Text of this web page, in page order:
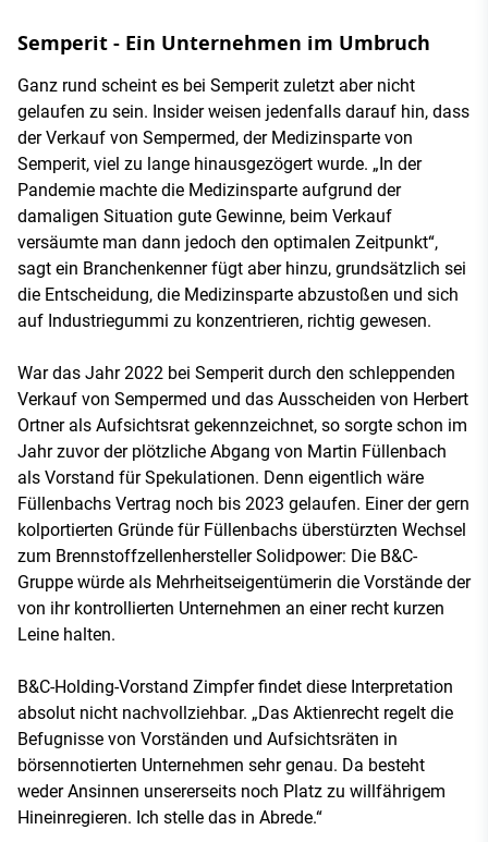
Semperit - Ein Unternehmen im Umbruch
Ganz rund scheint es bei Semperit zuletzt aber nicht
gelaufen zu sein. Insider weisen jedenfalls darauf hin, dass
der Verkauf von Sempermed, der Medizinsparte von
Semperit, viel zu lange hinausgezögert wurde. „In der
Pandemie machte die Medizinsparte aufgrund der
damaligen Situation gute Gewinne, beim Verkauf
versäumte man dann jedoch den optimalen Zeitpunkt“,
sagt ein Branchenkenner fügt aber hinzu, grundsätzlich sei
die Entscheidung, die Medizinsparte abzustoßen und sich
auf Industriegummi zu konzentrieren, richtig gewesen.
War das Jahr 2022 bei Semperit durch den schleppenden
Verkauf von Sempermed und das Ausscheiden von Herbert
Ortner als Aufsichtsrat gekennzeichnet, so sorgte schon im
Jahr zuvor der plötzliche Abgang von Martin Füllenbach
als Vorstand für Spekulationen. Denn eigentlich wäre
Füllenbachs Vertrag noch bis 2023 gelaufen. Einer der gern
kolportierten Gründe für Füllenbachs überstürzten Wechsel
zum Brennstoffzellenhersteller Solidpower: Die B&C-
Gruppe würde als Mehrheitseigentümerin die Vorstände der
von ihr kontrollierten Unternehmen an einer recht kurzen
Leine halten.
B&C-Holding-Vorstand Zimpfer findet diese Interpretation
absolut nicht nachvollziehbar. „Das Aktienrecht regelt die
Befugnisse von Vorständen und Aufsichtsräten in
börsennotierten Unternehmen sehr genau. Da besteht
weder Ansinnen unsererseits noch Platz zu willfährigem
Hineinregieren. Ich stelle das in Abrede.“